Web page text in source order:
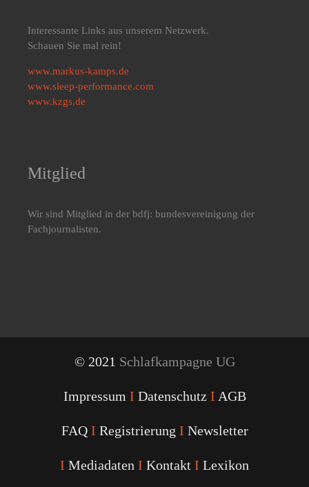
Interessante Links aus unserem Netzwerk.
Schauen Sie mal rein!
www.markus-kamps.de
www.sleep-performance.com
www.kzgs.de
Mitglied
Wir sind Mitglied in der bdfj: bundesvereinigung der
Fachjournalisten.
© 2021 Schlafkampagne UG
Impressum I Datenschutz I AGB
FAQ I Registrierung I Newsletter
I Mediadaten I Kontakt I Lexikon